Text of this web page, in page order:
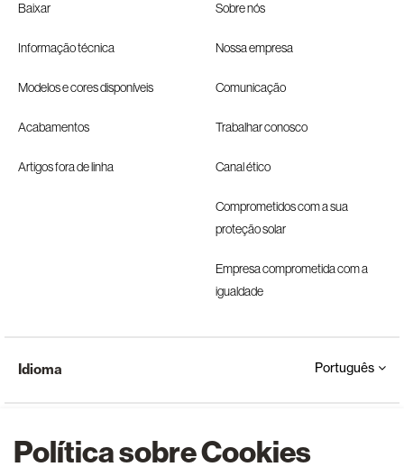
Política sobre Cookies
Baixar
Informação técnica
Modelos e cores disponíveis
Acabamentos
Artigos fora de linha
Sobre nós
Nossa empresa
Comunicação
Trabalhar conosco
Canal ético
Comprometidos com a sua
proteção solar
Empresa comprometida com a
igualdade
Idioma Português